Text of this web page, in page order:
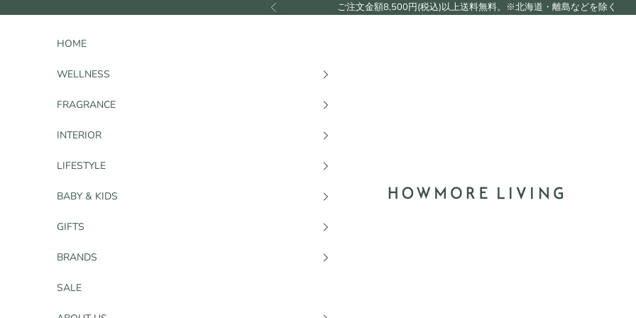
前へ ご注文金額8,500円(税込)以上送料無料。※北海道・離島などを除く
HOWMORE LIVING
HOME
WELLNESS
FRAGRANCE
INTERIOR
LIFESTYLE
BABY & KIDS
GIFTS
BRANDS
SALE